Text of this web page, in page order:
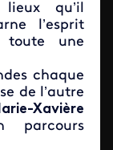
qu’il
l’esprit
toute une
chaque
de l’autre
Xavière
parcours